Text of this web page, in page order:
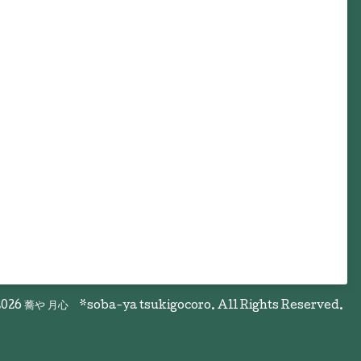
蕎や 月心 *soba-ya tsukigocoro. All Rights Reserved.